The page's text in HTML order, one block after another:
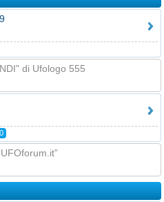
di Ufologo 555